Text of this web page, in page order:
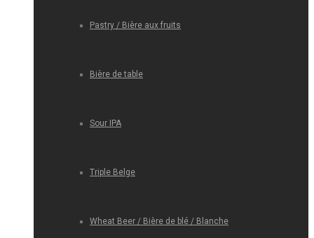
Pastry / Bière aux fruits
Bière de table
Sour IPA
Triple Belge
Wheat Beer / Bière de blé / Blanche